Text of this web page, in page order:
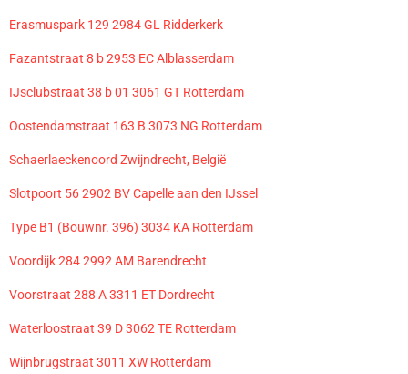
Erasmuspark 129 2984 GL Ridderkerk
Fazantstraat 8 b 2953 EC Alblasserdam
IJsclubstraat 38 b 01 3061 GT Rotterdam
Oostendamstraat 163 B 3073 NG Rotterdam
Schaerlaeckenoord Zwijndrecht, België
Slotpoort 56 2902 BV Capelle aan den IJssel
Type B1 (Bouwnr. 396) 3034 KA Rotterdam
Voordijk 284 2992 AM Barendrecht
Voorstraat 288 A 3311 ET Dordrecht
Waterloostraat 39 D 3062 TE Rotterdam
Wijnbrugstraat 3011 XW Rotterdam